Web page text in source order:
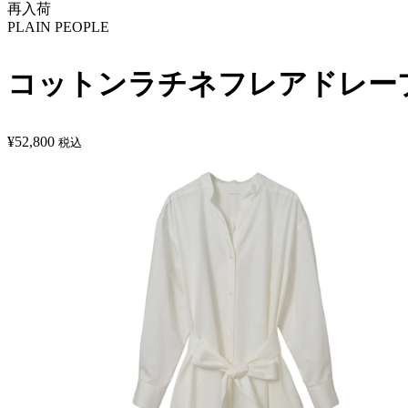
再入荷
PLAIN PEOPLE
コットンラチネフレアドレ
¥52,800 税込